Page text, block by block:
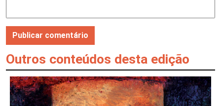
Outros conteúdos desta edição